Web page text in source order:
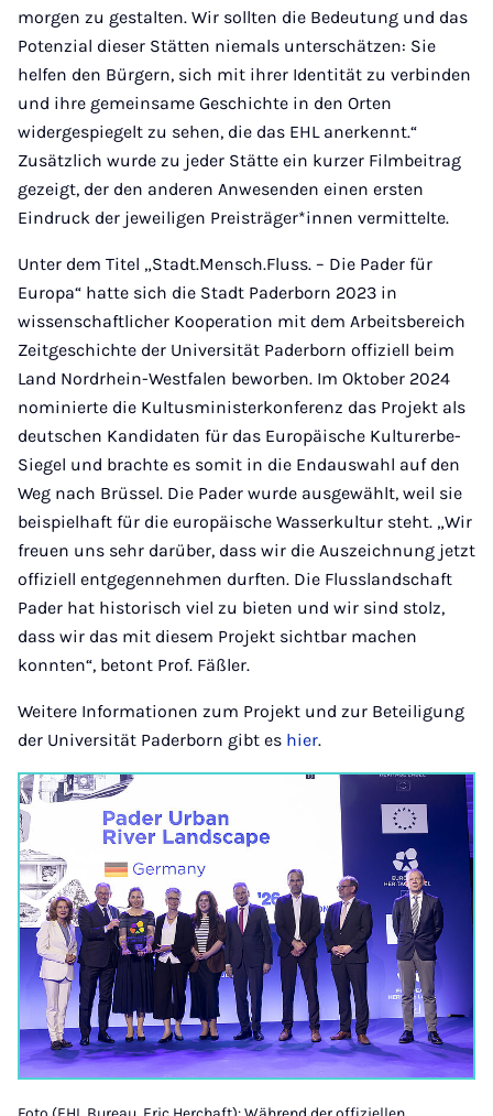
morgen zu gestalten. Wir sollten die Bedeutung und das
Potenzial dieser Stätten niemals unterschätzen: Sie
helfen den Bürgern, sich mit ihrer Identität zu verbinden
und ihre gemeinsame Geschichte in den Orten
widergespiegelt zu sehen, die das EHL anerkennt.“
Zusätzlich wurde zu jeder Stätte ein kurzer Filmbeitrag
gezeigt, der den anderen Anwesenden einen ersten
Eindruck der jeweiligen Preisträger*innen vermittelte.
Unter dem Titel „Stadt.Mensch.Fluss. – Die Pader für
Europa“ hatte sich die Stadt Paderborn 2023 in
wissenschaftlicher Kooperation mit dem Arbeitsbereich
Zeitgeschichte der Universität Paderborn offiziell beim
Land Nordrhein-Westfalen beworben. Im Oktober 2024
nominierte die Kultusministerkonferenz das Projekt als
deutschen Kandidaten für das Europäische Kulturerbe-
Siegel und brachte es somit in die Endauswahl auf den
Weg nach Brüssel. Die Pader wurde ausgewählt, weil sie
beispielhaft für die europäische Wasserkultur steht. „Wir
freuen uns sehr darüber, dass wir die Auszeichnung jetzt
offiziell entgegennehmen durften. Die Flusslandschaft
Pader hat historisch viel zu bieten und wir sind stolz,
dass wir das mit diesem Projekt sichtbar machen
konnten“, betont Prof. Fäßler.
Weitere Informationen zum Projekt und zur Beteiligung
der Universität Paderborn gibt es hier.